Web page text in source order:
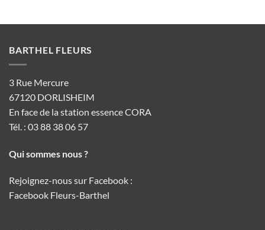
BARTHEL FLEURS
3 Rue Mercure
67120 DORLISHEIM
En face de la station essence CORA
Tél. : 03 88 38 06 57
Qui sommes nous ?
Rejoignez-nous sur Facebook :
Facebook Fleurs-Barthel